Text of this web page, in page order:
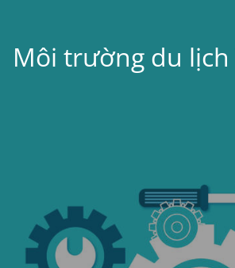
Môi trường du lịch